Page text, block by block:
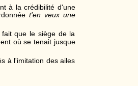
à la crédibilité d'une
t'en veux une
que le siège de la
où se tenait jusque
à l'imitation des ailes